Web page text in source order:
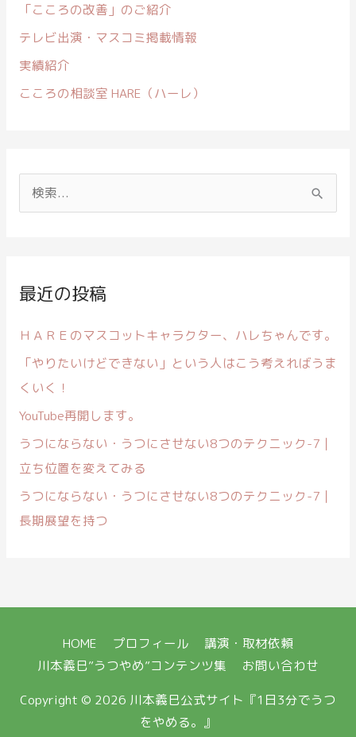
「こころの改善」のご紹介
テレビ出演・マスコミ掲載情報
実績紹介
こころの相談室 HARE（ハーレ）
索
:最近の投稿
ＨＡＲＥのマスコットキャラクター、ハレちゃんです。
「やりたいけどできない」という人はこう考えればうま
くいく！
YouTube再開します。
うつにならない・うつにさせない8つのテクニック-7｜
立ち位置を変えてみる
うつにならない・うつにさせない8つのテクニック-7｜
長期展望を持つ
HOME プロフィール
講演・取材依頼
川本義巳”うつやめ”コンテンツ集
お問い合わせ
Copyright © 2026 川本義巳公式サイト『1日3分でうつ
をやめる。』